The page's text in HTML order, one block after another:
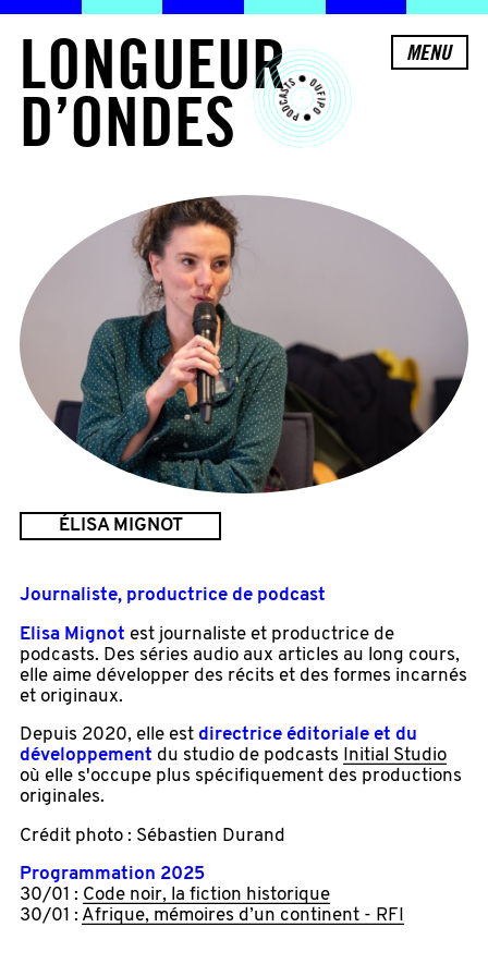
LONGUEUR
D’ONDES
MENU
ÉLISA MIGNOT
Journaliste, productrice de podcast
Elisa Mignot est journaliste et productrice de
podcasts. Des séries audio aux articles au long cours,
elle aime développer des récits et des formes incarnés
et originaux.
Depuis 2020, elle estdirectrice éditoriale et du
développement du studio de podcasts Initial Studio
où elle s'occupe plus spécifiquement des productions
originales.
Crédit photo : Sébastien Durand
Programmation 2025
30/01 : Code noir, la fiction historique
30/01 : Afrique, mémoires d’un continent - RFI